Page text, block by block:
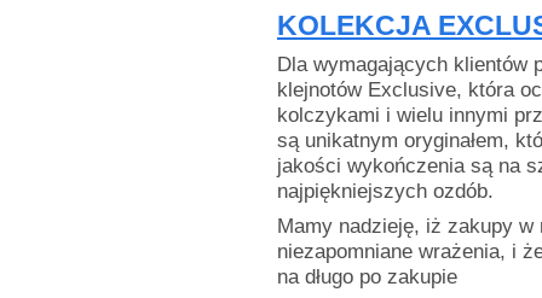
KOLEKCJA
Dla wymagających klientów
klejnotów Exclusive, która
kolczykami i wielu innymi
są unikatnym oryginałem,
jakości wykończenia są na
najpiękniejszych ozdób.
Mamy nadzieję, iż zakupy
niezapomniane wrażenia, i
na długo po zakupie